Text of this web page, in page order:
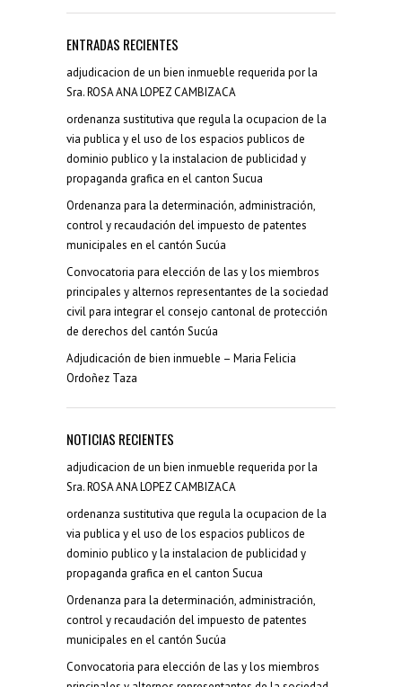
ENTRADAS RECIENTES
adjudicacion de un bien inmueble requerida por la
Sra. ROSA ANA LOPEZ CAMBIZACA
ordenanza sustitutiva que regula la ocupacion de la
via publica y el uso de los espacios publicos de
dominio publico y la instalacion de publicidad y
propaganda grafica en el canton Sucua
Ordenanza para la determinación, administración,
control y recaudación del impuesto de patentes
municipales en el cantón Sucúa
Convocatoria para elección de las y los miembros
principales y alternos representantes de la sociedad
civil para integrar el consejo cantonal de protección
de derechos del cantón Sucúa
Adjudicación de bien inmueble – Maria Felicia
Ordoñez Taza
NOTICIAS RECIENTES
adjudicacion de un bien inmueble requerida por la
Sra. ROSA ANA LOPEZ CAMBIZACA
ordenanza sustitutiva que regula la ocupacion de la
via publica y el uso de los espacios publicos de
dominio publico y la instalacion de publicidad y
propaganda grafica en el canton Sucua
Ordenanza para la determinación, administración,
control y recaudación del impuesto de patentes
municipales en el cantón Sucúa
Convocatoria para elección de las y los miembros